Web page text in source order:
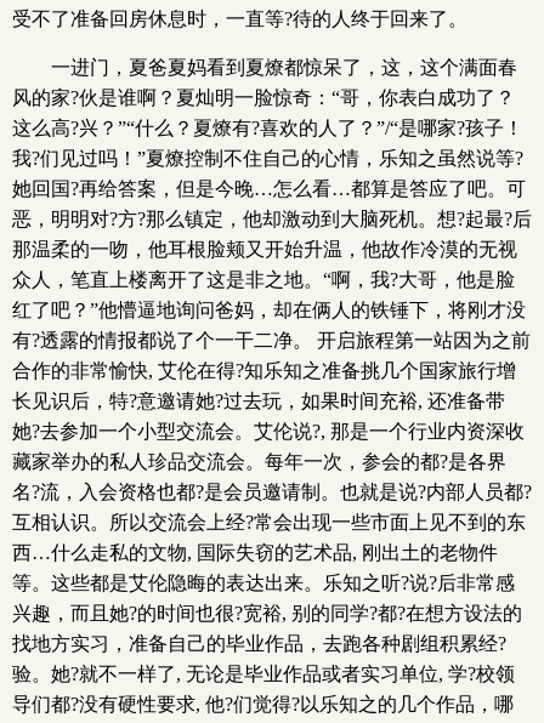
受不了准备回房休息时，一直等?待的人终于回来了。
一进门，夏爸夏妈看到夏燎都惊呆了，这，这个满面春
风的家?伙是谁啊？夏灿明一脸惊奇：“哥，你表白成功了？
这么高?兴？”“什么？夏燎有?喜欢的人了？”/“是哪家?孩子！
我?们见过吗！”夏燎控制不住自己的心情，乐知之虽然说等?
她回国?再给答案，但是今晚…怎么看…都算是答应了吧。可
恶，明明对?方?那么镇定，他却激动到大脑死机。想?起最?后
那温柔的一吻，他耳根脸颊又开始升温，他故作冷漠的无视
众人，笔直上楼离开了这是非之地。“啊，我?大哥，他是脸
红了吧？”他懵逼地询问爸妈，却在俩人的铁锤下，将刚才没
有?透露的情报都说了个一干二净。 开启旅程第一站因为之前
合作的非常愉快, 艾伦在得?知乐知之准备挑几个国家旅行增
长见识后，特?意邀请她?过去玩，如果时间充裕, 还准备带
她?去参加一个小型交流会。艾伦说?, 那是一个行业内资深收
藏家举办的私人珍品交流会。每年一次，参会的都?是各界
名?流，入会资格也都?是会员邀请制。也就是说?内部人员都?
互相认识。所以交流会上经?常会出现一些市面上见不到的东
西…什么走私的文物, 国际失窃的艺术品, 刚出土的老物件
等。这些都是艾伦隐晦的表达出来。乐知之听?说?后非常感
兴趣，而且她?的时间也很?宽裕, 别的同学?都?在想方设法的
找地方实习，准备自己的毕业作品，去跑各种剧组积累经?
验。她?就不一样了, 无论是毕业作品或者实习单位, 学?校领
导们都?没有硬性要求, 他?们觉得?以乐知之的几个作品，哪